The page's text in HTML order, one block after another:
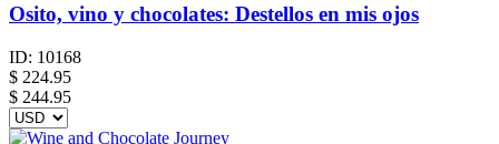
Osito, vino y chocolates: Destellos en mis ojos
ID: 10168
$ 224.95
$ 244.95